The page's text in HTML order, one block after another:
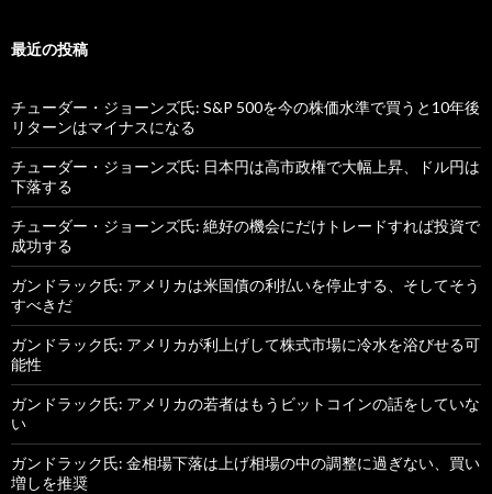
最近の投稿
チューダー・ジョーンズ氏: S&P 500を今の株価水準で買うと10年後
リターンはマイナスになる
チューダー・ジョーンズ氏: 日本円は高市政権で大幅上昇、ドル円は
下落する
チューダー・ジョーンズ氏: 絶好の機会にだけトレードすれば投資で
成功する
ガンドラック氏: アメリカは米国債の利払いを停止する、そしてそう
すべきだ
ガンドラック氏: アメリカが利上げして株式市場に冷水を浴びせる可
能性
ガンドラック氏: アメリカの若者はもうビットコインの話をしていな
い
ガンドラック氏: 金相場下落は上げ相場の中の調整に過ぎない、買い
増しを推奨